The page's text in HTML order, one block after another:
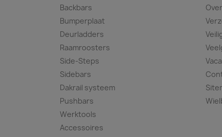
Backbars
Bumperplaat
Deurladders
Raamroosters
Side-Steps
Sidebars
Dakrail systeem
Pushbars
Werktools
Accessoires